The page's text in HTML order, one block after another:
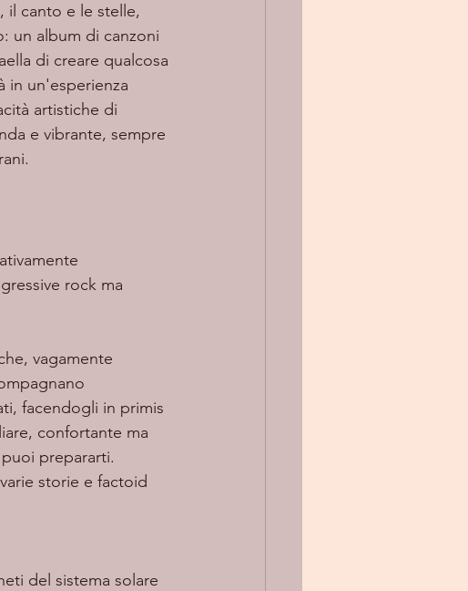
il canto e le stelle,
un album di canzoni
di creare qualcosa
in un'esperienza
artistiche di
e vibrante, sempre
rock ma
facendogli in primis
confortante ma
prepararti.
storie e factoid
del sistema solare